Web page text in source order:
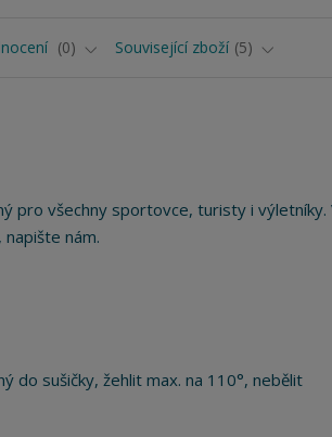
0 Související zboží 5
pro všechny sportovce, turisty i
nám.
do sušičky, žehlit max. na 110°, nebělit